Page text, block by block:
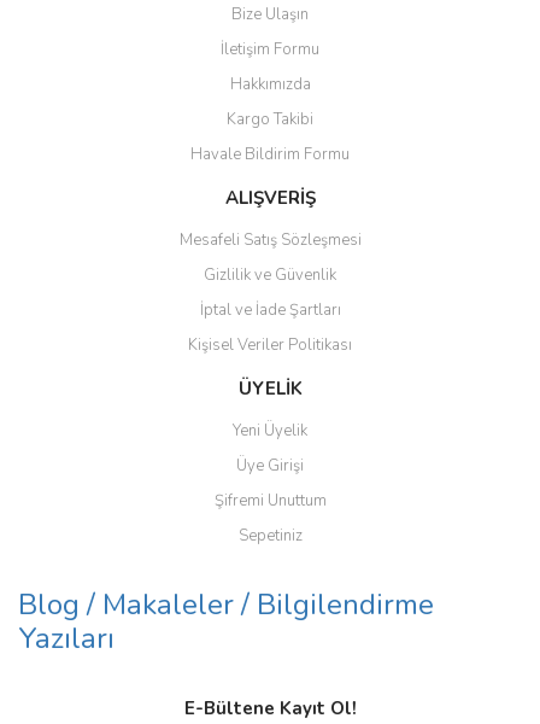
Bize Ulaşın
İletişim Formu
Hakkımızda
Kargo Takibi
Havale Bildirim Formu
ALIŞVERİŞ
Mesafeli Satış Sözleşmesi
Gizlilik ve Güvenlik
İptal ve İade Şartları
Kişisel Veriler Politikası
ÜYELİK
Yeni Üyelik
Üye Girişi
Şifremi Unuttum
Sepetiniz
Blog / Makaleler / Bilgilendirme
Yazıları
E-Bültene Kayıt Ol!